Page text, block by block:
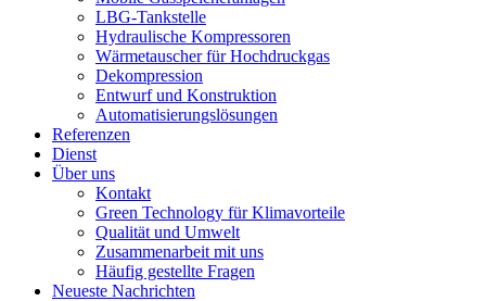
LBG-Tankstelle
Hydraulische Kompressoren
Wärmetauscher für Hochdruckgas
Dekompression
Entwurf und Konstruktion
Automatisierungslösungen
Referenzen
Dienst
Über uns
Kontakt
Green Technology für Klimavorteile
Qualität und Umwelt
Zusammenarbeit mit uns
Häufig gestellte Fragen
Neueste Nachrichten